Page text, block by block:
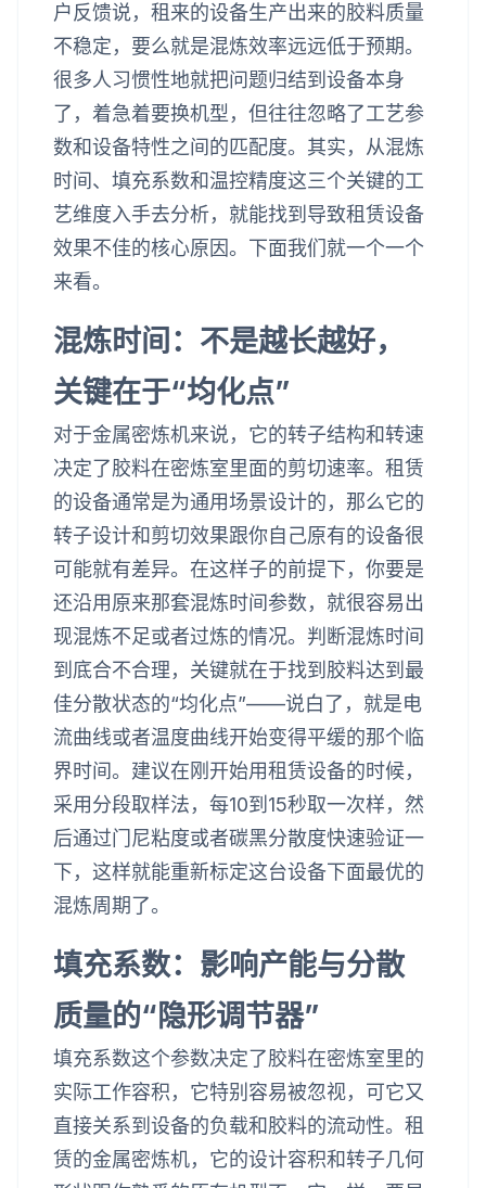
户反馈说，租来的设备生产出来的胶料质量
不稳定，要么就是混炼效率远远低于预期。
很多人习惯性地就把问题归结到设备本身
了，着急着要换机型，但往往忽略了工艺参
数和设备特性之间的匹配度。其实，从混炼
时间、填充系数和温控精度这三个关键的工
艺维度入手去分析，就能找到导致租赁设备
效果不佳的核心原因。下面我们就一个一个
来看。
混炼时间：不是越长越好，
关键在于“均化点”
对于金属密炼机来说，它的转子结构和转速
决定了胶料在密炼室里面的剪切速率。租赁
的设备通常是为通用场景设计的，那么它的
转子设计和剪切效果跟你自己原有的设备很
可能就有差异。在这样子的前提下，你要是
还沿用原来那套混炼时间参数，就很容易出
现混炼不足或者过炼的情况。判断混炼时间
到底合不合理，关键就在于找到胶料达到最
佳分散状态的“均化点”——说白了，就是电
流曲线或者温度曲线开始变得平缓的那个临
界时间。建议在刚开始用租赁设备的时候，
采用分段取样法，每10到15秒取一次样，然
后通过门尼粘度或者碳黑分散度快速验证一
下，这样就能重新标定这台设备下面最优的
混炼周期了。
填充系数：影响产能与分散
质量的“隐形调节器”
填充系数这个参数决定了胶料在密炼室里的
实际工作容积，它特别容易被忽视，可它又
直接关系到设备的负载和胶料的流动性。租
赁的金属密炼机，它的设计容积和转子几何